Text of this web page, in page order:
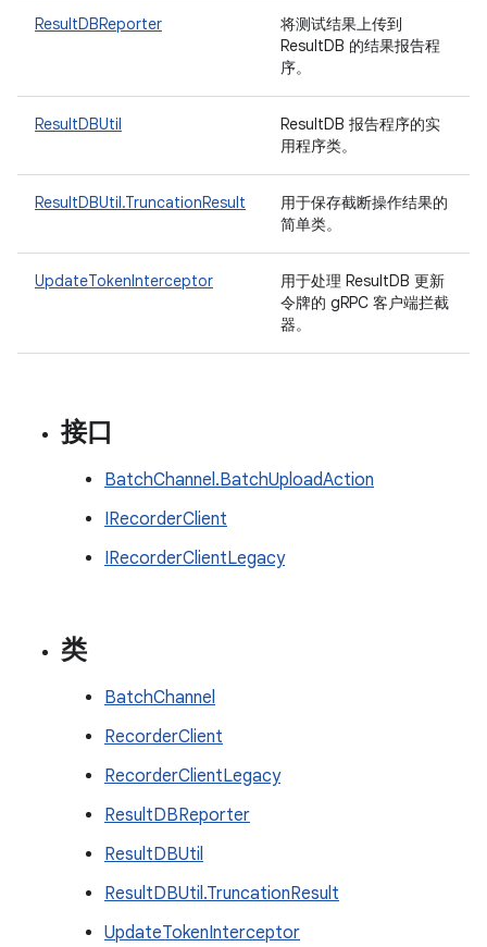
ResultDBReporter
将测试结果上传到
ResultDB 的结果报告程
序。
ResultDBUtil
ResultDB 报告程序的实
用程序类。
ResultDBUtil.TruncationResult
用于保存截断操作结果的
简单类。
UpdateTokenInterceptor
用于处理 ResultDB 更新
令牌的 gRPC 客户端拦截
器。
接口
BatchChannel.BatchUploadAction
IRecorderClient
IRecorderClientLegacy
类
BatchChannel
RecorderClient
RecorderClientLegacy
ResultDBReporter
ResultDBUtil
ResultDBUtil.TruncationResult
UpdateTokenInterceptor